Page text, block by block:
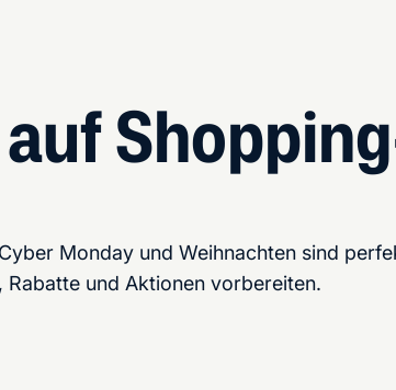
Monday und Weihnachten sind
Rabatte und Aktionen vorbereiten.